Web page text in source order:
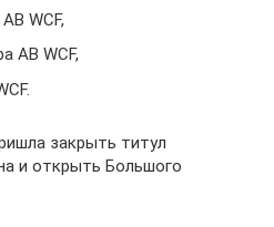
WCF,
AB WCF,
закрыть титул
и открыть Большого